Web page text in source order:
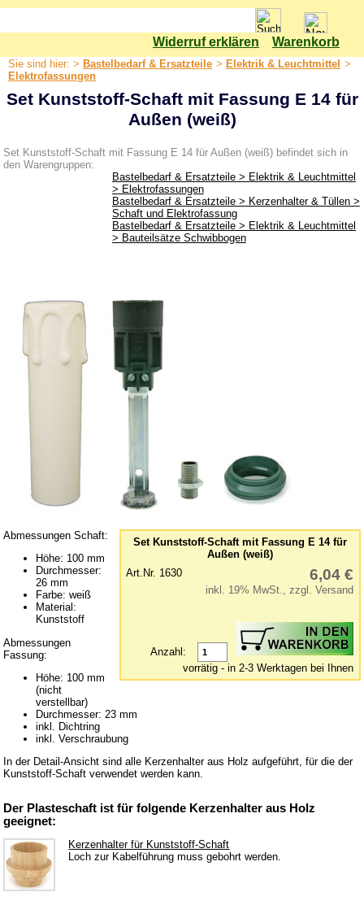
Widerruf erklären Warenkorb
Sie sind hier: > Bastelbedarf & Ersatzteile > Elektrik & Leuchtmittel >
ElektrofassungenBastelbedarf & Ersatzteile
Bastelset
Adventsstern
Anschlussleitungen
Bauteilsätze Schwibbogen
Elektrofassungen
LED-Kerzen
Lichterketten
Ersatzteile für Pyramiden
Ersatzteile für Rauchfiguren
Geschnitzte Figuren
Glas-Manschetten
Glimmer, Flitter & Verzierung
Holz-Kleinteile
Kerzenhalter & Tüllen
Klebstoff
Laubsäge und Zubehör
Räucherkerzen
Schnitzwerkzeuge
Sockelbrettchen & Baumscheiben
Sperrholz
Spielwerke
Unterbänke für Schwibbogen
Set Kunststoff-Schaft mit Fassung E 14 für
Außen (weiß)
Set Kunststoff-Schaft mit Fassung E 14 für Außen (weiß) befindet sich in
den Warengruppen:
Bastelbedarf & Ersatzteile > Elektrik & Leuchtmittel
> Elektrofassungen
Bastelbedarf & Ersatzteile > Kerzenhalter & Tüllen >
Schaft und Elektrofassung
Bastelbedarf & Ersatzteile > Elektrik & Leuchtmittel
> Bauteilsätze Schwibbogen
Set Kunststoff-Schaft mit Fassung E 14 für
Außen (weiß)
Art.Nr. 1630
6,04 €
inkl. 19% MwSt., zzgl. Versand
Anzahl:
vorrätig - in 2-3 Werktagen bei Ihnen
Abmessungen Schaft:
Höhe: 100 mm
Durchmesser:
26 mm
Farbe: weiß
Material:
Kunststoff
Abmessungen
Fassung:
Höhe: 100 mm
(nicht
verstellbar)
Durchmesser: 23 mm
inkl. Dichtring
inkl. Verschraubung
In der Detail-Ansicht sind alle Kerzenhalter aus Holz aufgeführt, für die der
Kunststoff-Schaft verwendet werden kann.
Der Plasteschaft ist für folgende Kerzenhalter aus Holz
geeignet:
Kerzenhalter für Kunststoff-Schaft
Loch zur Kabelführung muss gebohrt werden.